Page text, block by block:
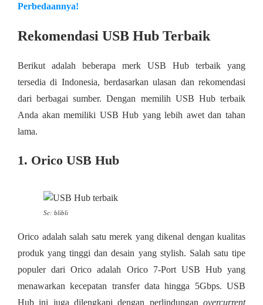
Perbedaannya!
Rekomendasi USB Hub Terbaik
Berikut adalah beberapa merk USB Hub terbaik yang
tersedia di Indonesia, berdasarkan ulasan dan rekomendasi
dari berbagai sumber. Dengan memilih USB Hub terbaik
Anda akan memiliki USB Hub yang lebih awet dan tahan
lama.
1. Orico USB Hub
Sc: blibli
Orico adalah salah satu merek yang dikenal dengan kualitas
produk yang tinggi dan desain yang stylish. Salah satu tipe
populer dari Orico adalah Orico 7-Port USB Hub yang
menawarkan kecepatan transfer data hingga 5Gbps. USB
Hub ini juga dilengkapi dengan perlindungan overcurrent